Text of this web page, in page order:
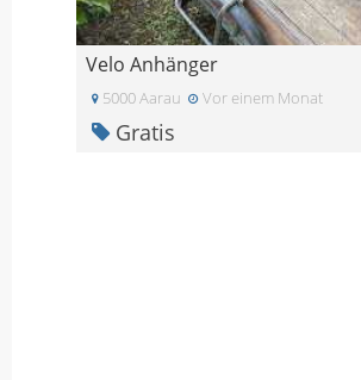
Velo Anhänger
5000 Aarau Vor einem Monat
Gratis